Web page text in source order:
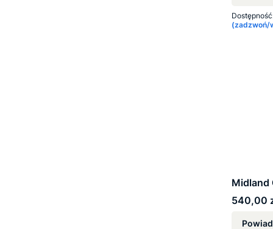
(zadzwoń/
Midland
Cena
540,00